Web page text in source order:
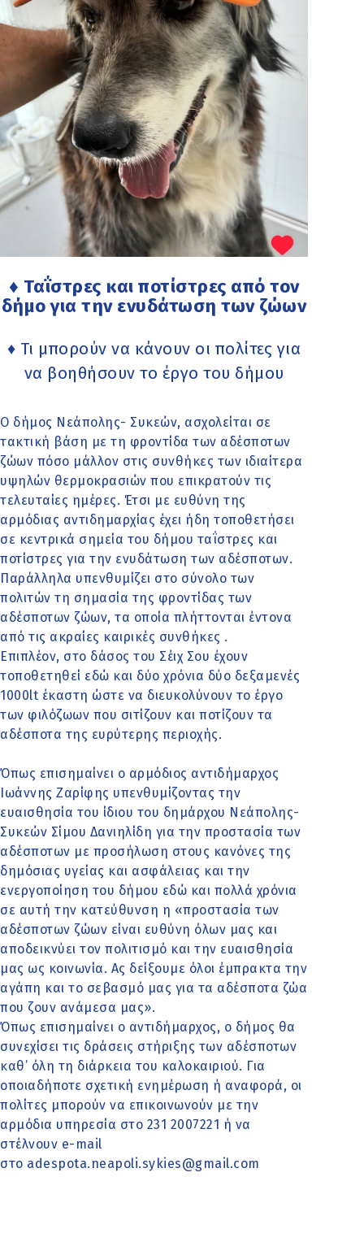
♦ Ταΐστρες και ποτίστρες από τον
δήμο για την ενυδάτωση των ζώων
♦ Τι μπορούν να κάνουν οι πολίτες για
να βοηθήσουν το έργο του δήμου
Ο δήμος Νεάπολης- Συκεών, ασχολείται σε
τακτική βάση με τη φροντίδα των αδέσποτων
ζώων πόσο μάλλον στις συνθήκες των ιδιαίτερα
υψηλών θερμοκρασιών που επικρατούν τις
τελευταίες ημέρες. Έτσι με ευθύνη της
αρμόδιας αντιδημαρχίας έχει ήδη τοποθετήσει
σε κεντρικά σημεία του δήμου ταΐστρες και
ποτίστρες για την ενυδάτωση των αδέσποτων.
Παράλληλα υπενθυμίζει στο σύνολο των
πολιτών τη σημασία της φροντίδας των
αδέσποτων ζώων, τα οποία πλήττονται έντονα
από τις ακραίες καιρικές συνθήκες .
Επιπλέον, στο δάσος του Σέιχ Σου έχουν
τοποθετηθεί εδώ και δύο χρόνια δύο δεξαμενές
1000lt έκαστη ώστε να διευκολύνουν το έργο
των φιλόζωων που σιτίζουν και ποτίζουν τα
αδέσποτα της ευρύτερης περιοχής.
Όπως επισημαίνει ο αρμόδιος αντιδήμαρχος
Ιωάννης Ζαρίφης υπενθυμίζοντας την
ευαισθησία του ίδιου του δημάρχου Νεάπολης-
Συκεών Σίμου Δανιηλίδη για την προστασία των
αδέσποτων με προσήλωση στους κανόνες της
δημόσιας υγείας και ασφάλειας και την
ενεργοποίηση του δήμου εδώ και πολλά χρόνια
σε αυτή την κατεύθυνση η «προστασία των
αδέσποτων ζώων είναι ευθύνη όλων μας και
αποδεικνύει τον πολιτισμό και την ευαισθησία
μας ως κοινωνία. Ας δείξουμε όλοι έμπρακτα την
αγάπη και το σεβασμό μας για τα αδέσποτα ζώα
που ζουν ανάμεσα μας».
Όπως επισημαίνει ο αντιδήμαρχος, ο δήμος θα
συνεχίσει τις δράσεις στήριξης των αδέσποτων
καθ’ όλη τη διάρκεια του καλοκαιριού. Για
οποιαδήποτε σχετική ενημέρωση ή αναφορά, οι
πολίτες μπορούν να επικοινωνούν με την
αρμόδια υπηρεσία στο 231 2007221 ή να
στέλνουν e-mail
στο adespota.neapoli.sykies@gmail.com